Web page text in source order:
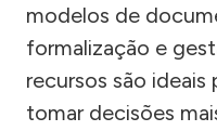
modelos de
formalização e
recursos são ideais
tomar decisões